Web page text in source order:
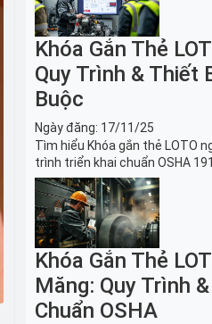
Khóa Gắn Thẻ
Quy Trình & Thiết
Buộc
Ngày đăng: 17/11/25
Tìm hiểu Khóa gắn thẻ LOTO
trình triển khai chuẩn OSHA
robot, băng tải sản xuất ô tô và
Khóa Gắn Thẻ
Măng: Quy Trình
Chuẩn OSHA